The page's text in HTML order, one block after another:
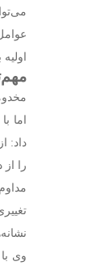
اما
داد:
را
وی